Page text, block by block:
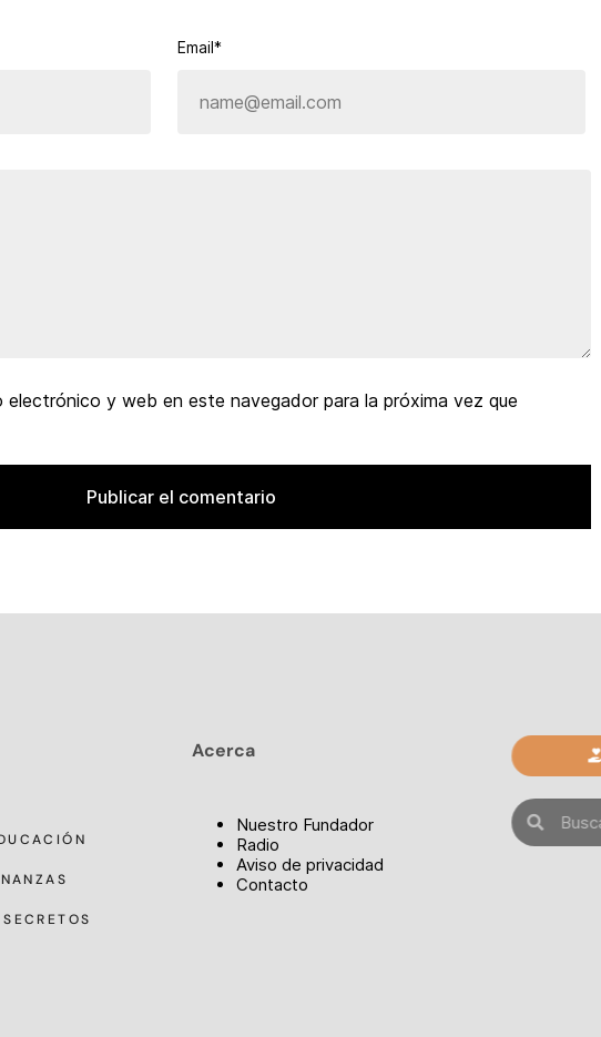
Email*
electrónico y web en este navegador para la próxima vez que
SECRETOS
Acerca
Nuestro Fundador
Radio
Aviso de privacidad
Contacto